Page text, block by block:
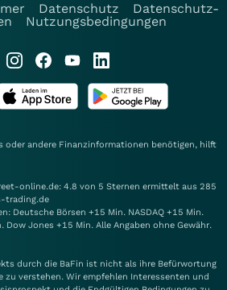
Datenschutz
Datenschutz-
Nutzungsbedingungen
oder andere Finanzinformationen benötigen, hilft
online.de: 4.8 von 5 Sternen ermittelt aus 285
trading.de
Deutsche Börsen +15 Min. NASDAQ +15 Min.
Dow Jones +15 Min. Alle Angaben ohne Gewähr.
durch die BaFin ist nicht als ihre Befürwortung
zu verstehen. Wir empfehlen Interessenten und